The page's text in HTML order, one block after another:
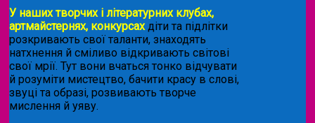
У наших творчих і літературних клубах,
артмайстернях, конкурсахдіти та підлітки
розкривають свої таланти, знаходять
натхнення й сміливо відкривають світові
свої мрії. Тут вони вчаться тонко відчувати
й розуміти мистецтво, бачити красу в слові,
звуці та образі, розвивають творче
мислення й уяву.